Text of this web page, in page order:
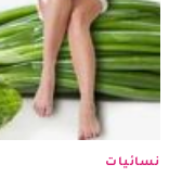
نسائيات